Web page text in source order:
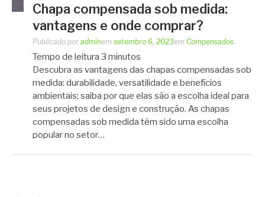
Chapa compensada sob medida:
vantagens e onde comprar?
Publicado por adminem setembro 6, 2023em Compensados
Tempo de leitura 3 minutos
Descubra as vantagens das chapas compensadas sob
medida: durabilidade, versatilidade e benefícios
ambientais; saiba por que elas são a escolha ideal para
seus projetos de design e construção. As chapas
compensadas sob medida têm sido uma escolha
popular no setor…